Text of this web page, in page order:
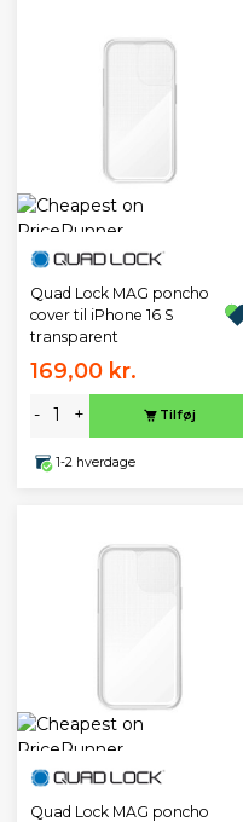
Quad Lock MAG poncho
cover til iPhone 16 S
transparent
169,00 kr.
- + Tilføj
1-2 hverdage
Quad Lock MAG poncho